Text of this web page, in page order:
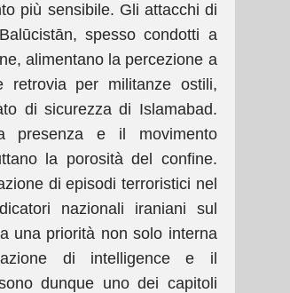
più sensibile. Gli attacchi di
spesso condotti a
alimentano la percezione a
retrovia per militanze ostili,
di sicurezza di Islamabad.
presenza e il movimento
la porosità del confine.
di episodi terroristici nel
nazionali iraniani sul
una priorità non solo interna
di intelligence e il
dunque uno dei capitoli